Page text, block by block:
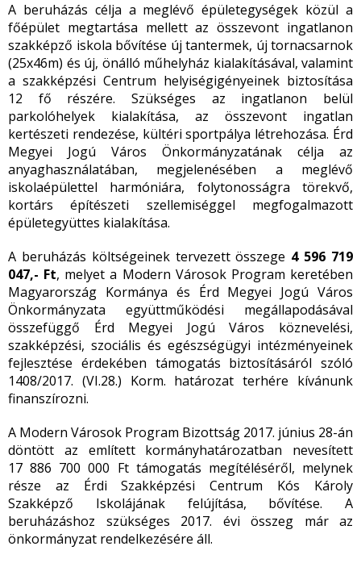
A beruházás célja a meglévő épületegységek közül a
főépület megtartása mellett az összevont ingatlanon
szakképző iskola bővítése új tantermek, új tornacsarnok
(25x46m) és új, önálló műhelyház kialakításával, valamint
a szakképzési Centrum helyiségigényeinek biztosítása
12 fő részére. Szükséges az ingatlanon belül
parkolóhelyek kialakítása, az összevont ingatlan
kertészeti rendezése, kültéri sportpálya létrehozása. Érd
Megyei Jogú Város Önkormányzatának célja az
anyaghasználatában, megjelenésében a meglévő
iskolaépülettel harmóniára, folytonosságra törekvő,
kortárs építészeti szellemiséggel megfogalmazott
épületegyüttes kialakítása.
A beruházás költségeinek tervezett összege 4 596 719
047,- Ft, melyet a Modern Városok Program keretében
Magyarország Kormánya és Érd Megyei Jogú Város
Önkormányzata együttműködési megállapodásával
összefüggő Érd Megyei Jogú Város köznevelési,
szakképzési, szociális és egészségügyi intézményeinek
fejlesztése érdekében támogatás biztosításáról szóló
1408/2017. (VI.28.) Korm. határozat terhére kívánunk
finanszírozni.
A Modern Városok Program Bizottság 2017. június 28-án
döntött az említett kormányhatározatban nevesített
17 886 700 000 Ft támogatás megítéléséről, melynek
része az Érdi Szakképzési Centrum Kós Károly
Szakképző Iskolájának felújítása, bővítése. A
beruházáshoz szükséges 2017. évi összeg már az
önkormányzat rendelkezésére áll.